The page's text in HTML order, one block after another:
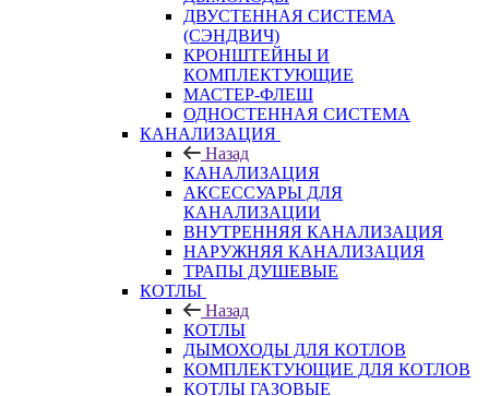
ДВУСТЕННАЯ СИСТЕМА
(СЭНДВИЧ)
КРОНШТЕЙНЫ И
КОМПЛЕКТУЮЩИЕ
МАСТЕР-ФЛЕШ
ОДНОСТЕННАЯ СИСТЕМА
КАНАЛИЗАЦИЯ
Назад
КАНАЛИЗАЦИЯ
АКСЕССУАРЫ ДЛЯ
КАНАЛИЗАЦИИ
ВНУТРЕННЯЯ КАНАЛИЗАЦИЯ
НАРУЖНЯЯ КАНАЛИЗАЦИЯ
ТРАПЫ ДУШЕВЫЕ
КОТЛЫ
Назад
КОТЛЫ
ДЫМОХОДЫ ДЛЯ КОТЛОВ
КОМПЛЕКТУЮЩИЕ ДЛЯ КОТЛОВ
КОТЛЫ ГАЗОВЫЕ